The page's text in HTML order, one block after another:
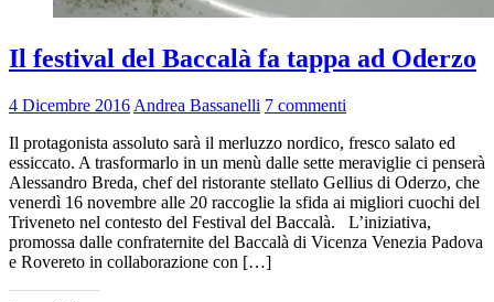
Il festival del Baccalà fa tappa ad Oderzo
4 Dicembre 2016 Andrea Bassanelli 7 commenti
Il protagonista assoluto sarà il merluzzo nordico, fresco salato ed
essiccato. A trasformarlo in un menù dalle sette meraviglie ci penserà
Alessandro Breda, chef del ristorante stellato Gellius di Oderzo, che
venerdì 16 novembre alle 20 raccoglie la sfida ai migliori cuochi del
Triveneto nel contesto del Festival del Baccalà. L’iniziativa,
promossa dalle confraternite del Baccalà di Vicenza Venezia Padova
e Rovereto in collaborazione con […]